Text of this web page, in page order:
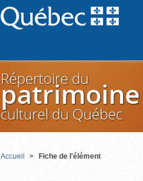
Répertoire du
patrimoine
culturel du Québec
Accueil Fiche de l'élément